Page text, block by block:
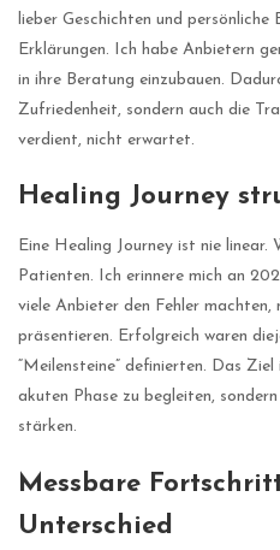
lieber Geschichten und
Erklärungen. Ich habe Anbietern
in ihre Beratung einzubauen.
Zufriedenheit, sondern auch die
verdient, nicht erwartet.
Healing Journey
Eine Healing Journey ist nie linear.
Patienten. Ich erinnere mich an
viele Anbieter den Fehler
präsentieren. Erfolgreich waren
“Meilensteine” definierten. Das
akuten Phase zu begleiten,
stärken.
Messbare
Unterschied